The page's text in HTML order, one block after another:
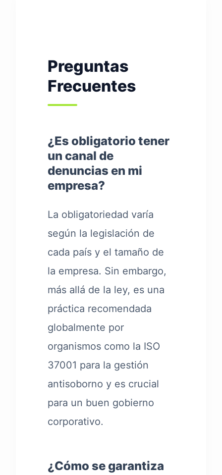
Preguntas
Frecuentes
¿Es obligatorio tener
un canal de
denuncias en mi
empresa?
La obligatoriedad varía
según la legislación de
cada país y el tamaño de
la empresa. Sin embargo,
más allá de la ley, es una
práctica recomendada
globalmente por
organismos como la ISO
37001 para la gestión
antisoborno y es crucial
para un buen gobierno
corporativo.
¿Cómo se garantiza